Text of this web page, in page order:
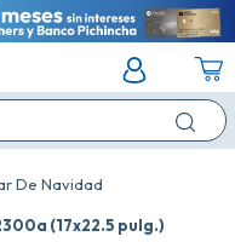
De Navidad
(17x22.5 pulg.)